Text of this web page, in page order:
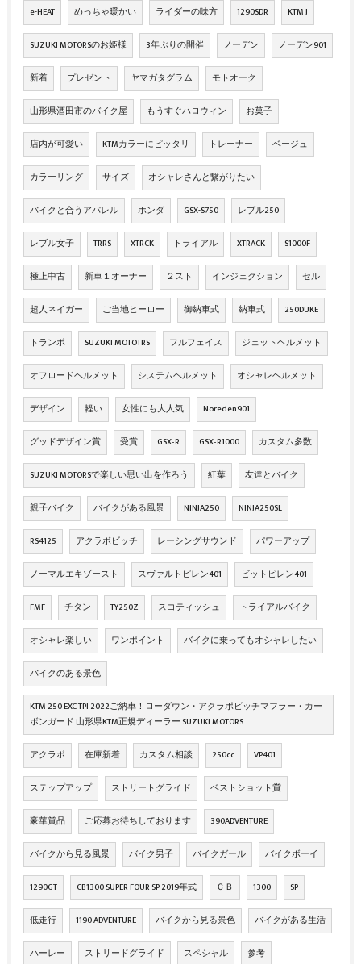
e-HEAT めっちゃ暖かい ライダーの味方 1290SDR KTM J
SUZUKI MOTORSのお姫様 3年ぶりの開催 ノーデン ノーデン901
新着 プレゼント ヤマガタグラム モトオーク
山形県酒田市のバイク屋 もうすぐハロウィン お菓子
店内が可愛い KTMカラーにピッタリ トレーナー ベージュ
カラーリング サイズ オシャレさんと繋がりたい
バイクと合うアパレル ホンダ GSX-S750 レブル250
レブル女子 TRRS XTRCK トライアル XTRACK S1000F
極上中古 新車１オーナー ２スト インジェクション セル
超人ネイガー ご当地ヒーロー 御納車式 納車式 250DUKE
トランポ SUZUKI MOTOTRS フルフェイス ジェットヘルメット
オフロードヘルメット システムヘルメット オシャレヘルメット
デザイン 軽い 女性にも大人気 Noreden901
グッドデザイン賞 受賞 GSX‐R GSX‐R1000 カスタム多数
SUZUKI MOTORSで楽しい思い出を作ろう 紅葉 友達とバイク
親子バイク バイクがある風景 NINJA250 NINJA250SL
RS4125 アクラボビッチ レーシングサウンド パワーアップ
ノーマルエキゾースト スヴァルトピレン401 ビットピレン401
FMF チタン TY250Z スコティッシュ トライアルバイク
オシャレ楽しい ワンポイント バイクに乗ってもオシャレしたい
バイクのある景色
KTM 250 EXC TPI 2022ご納車！ローダウン・アクラポビッチマフラー・カー
ボンガード 山形県KTM正規ディーラー SUZUKI MOTORS
アクラポ 在庫新着 カスタム相談 250cc VP401
ステップアップ ストリートグライド ベストショット賞
豪華賞品 ご応募お待ちしております 390ADVENTURE
バイクから見る風景 バイク男子 バイクガール バイクボーイ
1290GT CB1300 SUPER FOUR SP 2019年式 ＣＢ 1300 SP
低走行 1190 ADVENTURE バイクから見る景色 バイクがある生活
ハーレー ストリードグライド スペシャル 参考